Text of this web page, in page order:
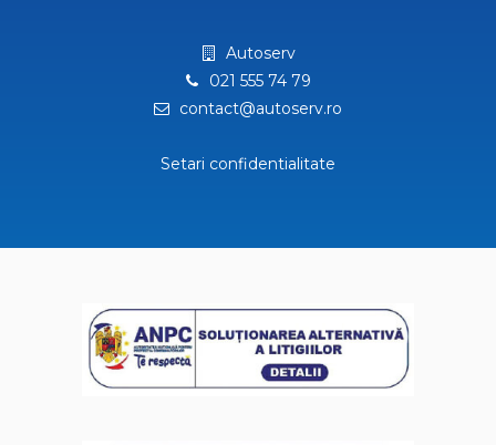
Autoserv
021 555 74 79
contact@autoserv.ro
Setari confidentialitate